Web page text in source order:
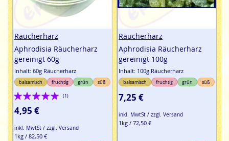
Räucherharz
Aphrodisia Räucherharz
gereinigt 60g
Inhalt: 60g Räucherharz
balsamisch fruchtig grün süß
Bewertung:
100%
(1)
4,95 €
inkl. MwtSt / zzgl. Versand
1kg / 82,50 €
Räucherharz
Aphrodisia Räucherharz
gereinigt 100g
Inhalt: 100g Räucherharz
balsamisch fruchtig grün süß
7,25 €
inkl. MwtSt / zzgl. Versand
1kg / 72,50 €